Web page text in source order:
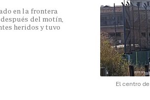
El centro
en la frontera
del motín,
heridos y tuvo